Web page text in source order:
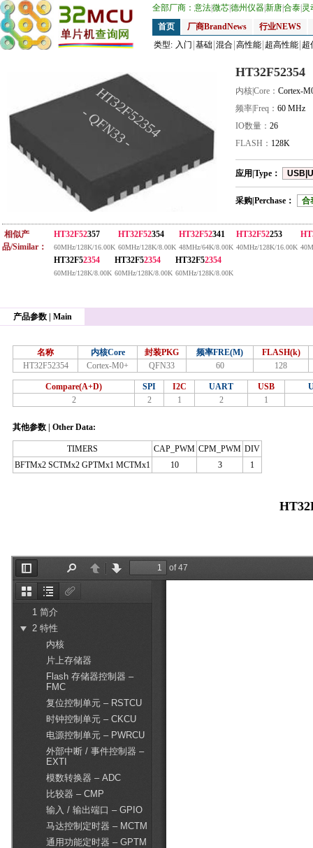
全部厂商： 意法微芯德州仪器新唐合泰 灵
首页
厂商BrandNews
行业NEWS
类型: 入门 基础 混合 高性能 超高性能 超
HT32F52354
- QFN33 -
HT32F52354
内核|Core： Cortex-
频率|Freq： 60 MHz
IO数量： 26
FLASH： 128K
应用|Type：
采购|Perchase： 合
相似产
品/Similar：
HT32F52357
60MHz/128K/16.00K
HT32F52354
60MHz/128K/8.00K
HT32F52341
48MHz/64K/8.00K
HT32F52253
40MHz/128K/16.00K
HT32F52354
60MHz/128K/8.00K
HT32F52354
60MHz/128K/8.00K
HT32F52354
60MHz/128K/8.00K
产品参数 | Main
名称 内核Core 封装PKG 频率FRE(M)
FLASH(k)
HT32F52354
Cortex-M0+ QFN33 60 128
Compare(A+D) SPI I2C UART USB
2
2 1 2 1
其他参数 | Other Data:
TIMERS CAP_PWM CPM_PWM DIV
BFTMx2 SCTMx2 GPTMx1 MCTMx1
10 3 1